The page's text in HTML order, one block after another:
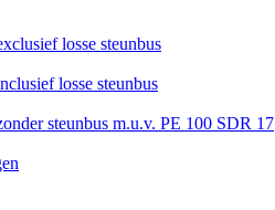
losse steunbus
losse steunbus
steunbus m.u.v. PE 100 SDR 17